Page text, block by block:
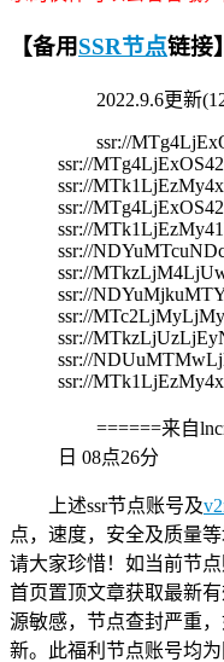
【备用SSR节点链接】
2022.9.6更新
ssr://
ssr://
ssr://
ssr://
ssr://
ssr://
ssr://
ssr://
ssr://
ssr://
ssr://
ssr://
======来自
日 08点26分
上述ssr节点账号及
点，速度，安全及质量
请大家珍惜！如当前节
首页置顶文章获取最新
源敏感，节点查封严重
新。此福利节点账号均